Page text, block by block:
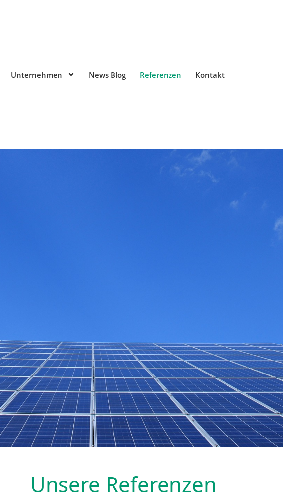
Unternehmen News Blog Referenzen Kontakt
Unsere Referenzen